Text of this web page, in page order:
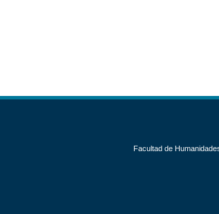
Facultad de